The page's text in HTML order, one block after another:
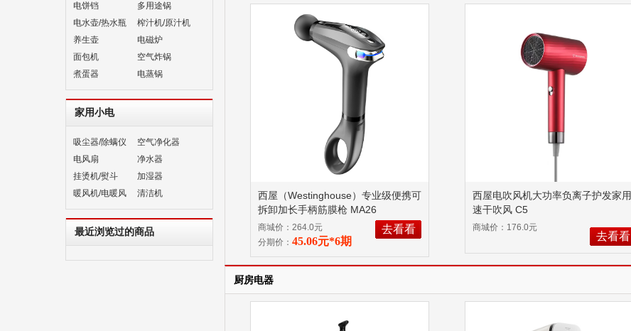
电饼铛
多用途锅
电水壶/热水瓶
榨汁机/原汁机
养生壶
电磁炉
面包机
空气炸锅
煮蛋器
电蒸锅
家用小电
吸尘器/除螨仪
空气净化器
电风扇
净水器
挂烫机/熨斗
加湿器
暖风机/电暖风
清洁机
最近浏览过的商品
西屋（Westinghouse）专业级便携可
拆卸加长手柄筋膜枪 MA26
商城价：264.0元
分期价： 45.06元*6期
去看看
西屋电吹风机大功率负离子护发家用
速干吹风 C5
商城价：176.0元
去看看
厨房电器